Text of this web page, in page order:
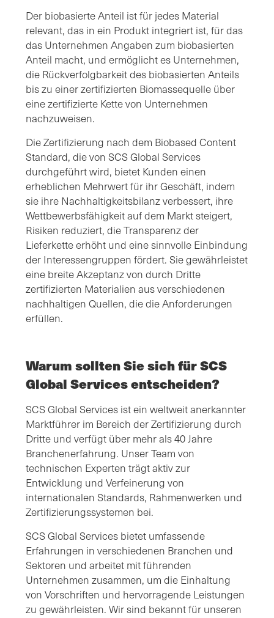
Der biobasierte Anteil ist für jedes Material
relevant, das in ein Produkt integriert ist, für das
das Unternehmen Angaben zum biobasierten
Anteil macht, und ermöglicht es Unternehmen,
die Rückverfolgbarkeit des biobasierten Anteils
bis zu einer zertifizierten Biomassequelle über
eine zertifizierte Kette von Unternehmen
nachzuweisen.
Die Zertifizierung nach dem Biobased Content
Standard, die von SCS Global Services
durchgeführt wird, bietet Kunden einen
erheblichen Mehrwert für ihr Geschäft, indem
sie ihre Nachhaltigkeitsbilanz verbessert, ihre
Wettbewerbsfähigkeit auf dem Markt steigert,
Risiken reduziert, die Transparenz der
Lieferkette erhöht und eine sinnvolle Einbindung
der Interessengruppen fördert. Sie gewährleistet
eine breite Akzeptanz von durch Dritte
zertifizierten Materialien aus verschiedenen
nachhaltigen Quellen, die die Anforderungen
erfüllen.
Warum sollten Sie sich für SCS
Global Services entscheiden?
SCS Global Services ist ein weltweit anerkannter
Marktführer im Bereich der Zertifizierung durch
Dritte und verfügt über mehr als 40 Jahre
Branchenerfahrung. Unser Team von
technischen Experten trägt aktiv zur
Entwicklung und Verfeinerung von
internationalen Standards, Rahmenwerken und
Zertifizierungssystemen bei.
SCS Global Services bietet umfassende
Erfahrungen in verschiedenen Branchen und
Sektoren und arbeitet mit führenden
Unternehmen zusammen, um die Einhaltung
von Vorschriften und hervorragende Leistungen
zu gewährleisten. Wir sind bekannt für unseren